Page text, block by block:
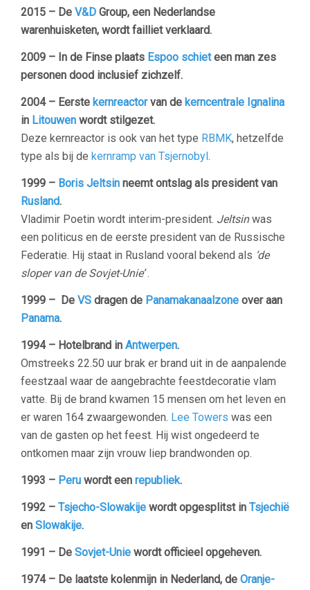
2015 – De V&D Group, een Nederlandse
warenhuisketen, wordt failliet verklaard.
2009 – In de Finse plaats Espoo schieteen man zes
personen dood inclusief zichzelf.
2004 – Eerste kernreactorvan de kerncentrale Ignalina
in Litouwen wordt stilgezet.
Deze kernreactor is ook van het type RBMK, hetzelfde
type als bij de kernramp van Tsjernobyl.
1999 – Boris Jeltsin neemt ontslag als president van
Rusland.
Vladimir Poetin wordt interim-president. Jeltsinwas
een politicus en de eerste president van de Russische
Federatie. Hij staat in Rusland vooral bekend als ‘de
sloper van de Sovjet-Unie’.
1999 – De VS dragen de Panamakanaalzone over aan
Panama.
1994 – Hotelbrand in Antwerpen.
Omstreeks 22.50 uur brak er brand uit in de aanpalende
feestzaal waar de aangebrachte feestdecoratie vlam
vatte. Bij de brand kwamen 15 mensen om het leven en
er waren 164 zwaargewonden. Lee Towers was een
van de gasten op het feest. Hij wist ongedeerd te
ontkomen maar zijn vrouw liep brandwonden op.
1993 – Peru wordt een republiek.
1992 – Tsjecho-Slowakije wordt opgesplitst in Tsjechië
en Slowakije.
1991 – De Sovjet-Unie wordt officieel opgeheven.
1974 – De laatste kolenmijn in Nederland, de Oranje-